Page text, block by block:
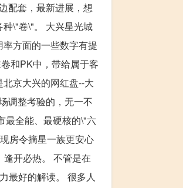
配套，最新进展，想
\"卷\"。 大兴星光城
方面的一些数字有提
和PK中，带给属于客
京大兴的网红盘--大
调整考验的，无一不
最全能、最硬核的\"六
房令摘星一族更安心
开必热。 不管是在
最好的解读。 很多人